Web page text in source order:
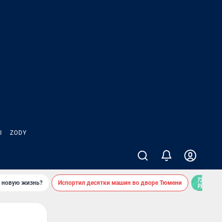
ZODY
новую жизнь? Испортил десятки машин во дворе Тюмени